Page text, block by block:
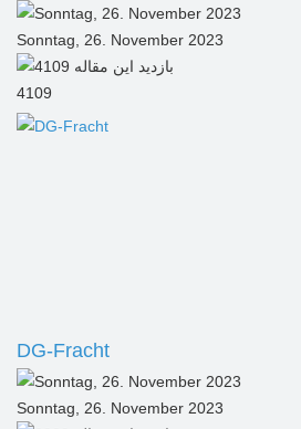
Sonntag, 26. November 2023
4109
DG-Fracht
Sonntag, 26. November 2023